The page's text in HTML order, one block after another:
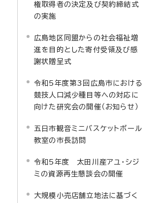
権取得者の決定及び契約締結式
の実施
広島地区同盟からの社会福祉増
進を目的とした寄付受領及び感
謝状贈呈式
令和5年度第3回広島市における
競技人口減少種目等への対応に
向けた研究会の開催（お知らせ）
五日市観音ミニバスケットボール
教室の市長訪問
令和5年度 太田川産アユ・シジ
ミの資源再生懇談会の開催
大規模小売店舗立地法に基づく